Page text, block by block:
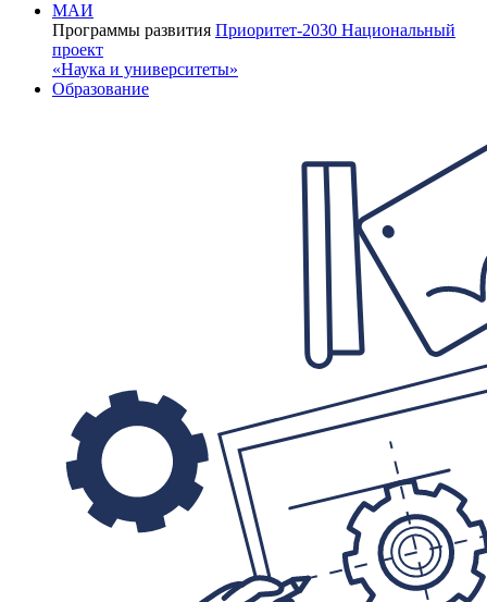
МАИ
Программы развития Приоритет-2030 Национальный
проект
«Наука и университеты»
Образование